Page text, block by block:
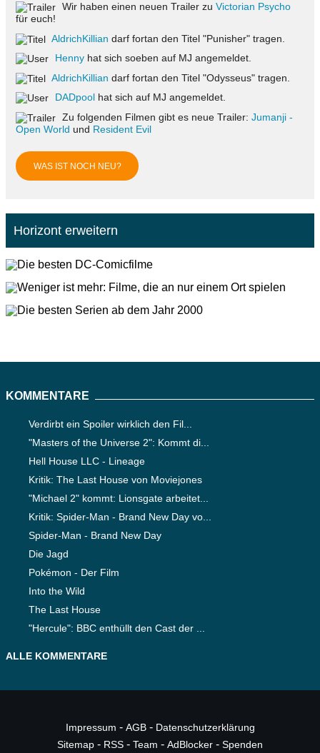
Wir haben einen neuen Trailer zuVictorian Psycho
für euch!
AldrichKillian darf fortan den Titel "Punisher" tragen.
Henny hat sich soeben auf MJ angemeldet.
AldrichKillian darf fortan den Titel "Odysseus" tragen.
DADpool hat sich auf MJ angemeldet.
Zu folgenden Filmen gibt es neue Trailer:Jumanji -
Open World und Resident Evil
WAS IST NOCH NEU?
Horizont erweitern
KOMMENTARE
Verdirbt ein Spoiler wirklich den Fil...
"Masters of the Universe 2": Kommt di...
Hell House LLC - Lineage
Kritik: The Last House von Moviejones
"Michael 2" kommt: Lionsgate arbeitet...
Kritik: Spider-Man - Brand New Day vo...
Spider-Man - Brand New Day
Die Jagd
Pokémon - Der Film
Into the Wild
The Last House
"Hercule": BBC enthüllt den Cast der ...
ALLE KOMMENTARE
Impressum - AGB- Datenschutzerklärung
Sitemap - RSS - Team - AdBlocker - Spenden